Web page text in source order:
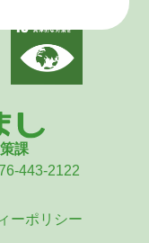
課
443-2122
ーポリシー